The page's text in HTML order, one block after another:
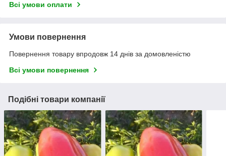
Всі умови оплати
Умови повернення
Повернення товару впродовж 14 днів за домовленістю
Всі умови повернення
Подібні товари компанії